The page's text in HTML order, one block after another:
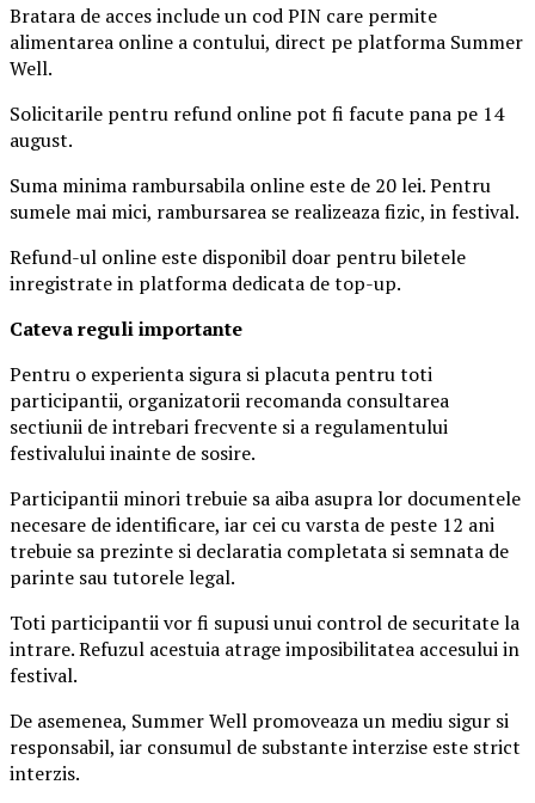
Bratara de acces include un cod PIN care permite
alimentarea online a contului, direct pe platforma Summer
Well.
Solicitarile pentru refund online pot fi facute pana pe 14
august.
Suma minima rambursabila online este de 20 lei. Pentru
sumele mai mici, rambursarea se realizeaza fizic, in festival.
Refund-ul online este disponibil doar pentru biletele
inregistrate in platforma dedicata de top-up.
Cateva reguli importante
Pentru o experienta sigura si placuta pentru toti
participantii, organizatorii recomanda consultarea
sectiunii de intrebari frecvente si a regulamentului
festivalului inainte de sosire.
Participantii minori trebuie sa aiba asupra lor documentele
necesare de identificare, iar cei cu varsta de peste 12 ani
trebuie sa prezinte si declaratia completata si semnata de
parinte sau tutorele legal.
Toti participantii vor fi supusi unui control de securitate la
intrare. Refuzul acestuia atrage imposibilitatea accesului in
festival.
De asemenea, Summer Well promoveaza un mediu sigur si
responsabil, iar consumul de substante interzise este strict
interzis.